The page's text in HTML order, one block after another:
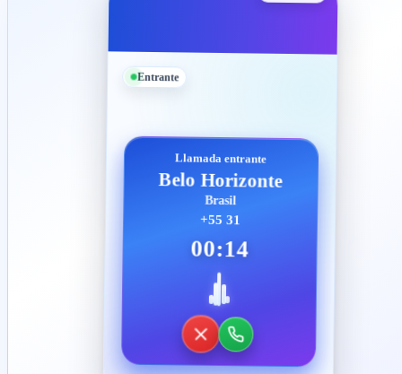
Entrante
Llamada entrante
Belo Horizonte
Brasil
+55 31
00:14